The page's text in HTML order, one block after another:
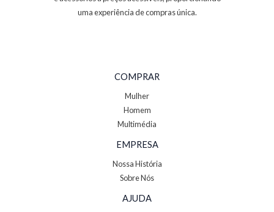
uma experiência de compras única.
COMPRAR
Mulher
Homem
Multimédia
EMPRESA
Nossa História
Sobre Nós
AJUDA